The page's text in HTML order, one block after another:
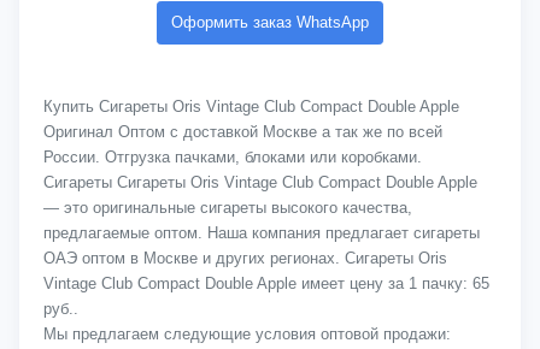
Оформить заказ WhatsApp
Купить Сигареты Oris Vintage Club Compact Double Apple
Оригинал Оптом с доставкой Москве а так же по всей
России. Отгрузка пачками, блоками или коробками.
Сигареты Сигареты Oris Vintage Club Compact Double Apple
— это оригинальные сигареты высокого качества,
предлагаемые оптом. Наша компания предлагает сигареты
ОАЭ оптом в Москве и других регионах. Сигареты Oris
Vintage Club Compact Double Apple имеет цену за 1 пачку: 65
руб..
Мы предлагаем следующие условия оптовой продажи: